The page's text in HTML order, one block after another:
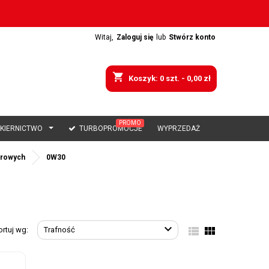
Witaj, Zaloguj się lub Stwórz konto
shopping_cart Koszyk: 0 szt. - 0,00 zł
TURBOPROMOCJE
PROMO
WYPRZEDAŻ
0W30
wg: Trafność   